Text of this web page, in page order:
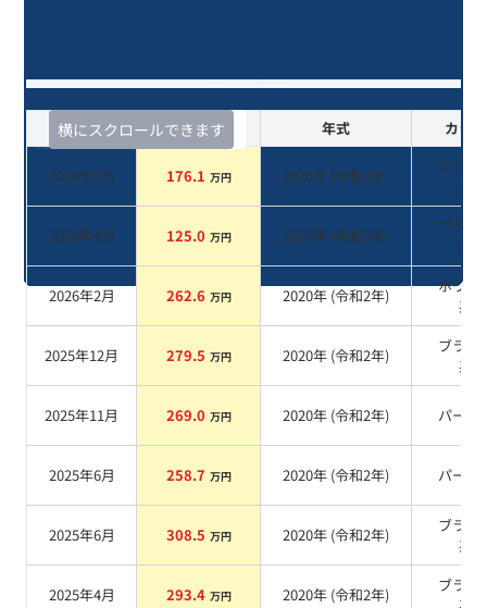
横にスクロールできます
査定時期 セルカ実績 年式 カラー
2026年7月 176.1 万円 2020年 (令和2年)
ホワイ
系
2026年4月 125.0 万円 2020年 (令和2年)
ブラッ
系
2026年2月 262.6 万円 2020年 (令和2年)
ホワイ
系
2025年12月 279.5 万円 2020年 (令和2年)
ブラッ
系
2025年11月 269.0 万円 2020年 (令和2年) パール
2025年6月 258.7 万円 2020年 (令和2年) パール
2025年6月 308.5 万円 2020年 (令和2年)
ブラッ
系
2025年4月 293.4 万円 2020年 (令和2年)
ブラッ